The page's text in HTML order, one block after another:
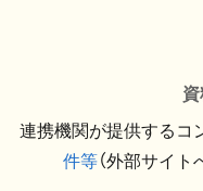
連携機関が提供するコ
件等（外部サイト